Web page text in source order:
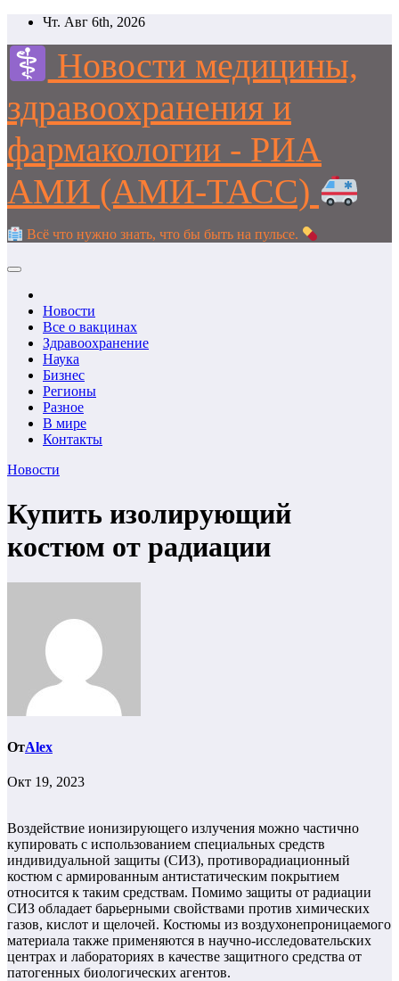
Перейти
содержимому
Чт. Авг 6th, 2026
Новости медицины,
здравоохранения и
фармакологии - РИА
АМИ (АМИ-ТАСС)
Всё что нужно знать, что бы быть на пульсе.
Новости
Все о вакцинах
Здравоохранение
Наука
Бизнес
Регионы
Разное
В мире
Контакты
Новости
Купить изолирующий
костюм от радиации
ОтAlex
Окт 19, 2023
Воздействие ионизирующего излучения можно частично
купировать с использованием специальных средств
индивидуальной защиты (СИЗ), противорадиационный
костюм с армированным антистатическим покрытием
относится к таким средствам. Помимо защиты от радиации
СИЗ обладает барьерными свойствами против химических
газов, кислот и щелочей. Костюмы из воздухонепроницаемого
материала также применяются в научно-исследовательских
центрах и лабораториях в качестве защитного средства от
патогенных биологических агентов.